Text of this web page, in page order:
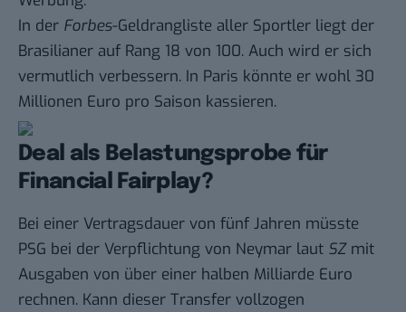
In der Forbes-Geldrangliste aller Sportler liegt der
Brasilianer auf Rang 18 von 100. Auch wird er sich
vermutlich verbessern. In Paris könnte er wohl 30
Millionen Euro pro Saison kassieren.
Deal als Belastungsprobe für
Financial Fairplay?
Bei einer Vertragsdauer von fünf Jahren müsste
PSG bei der Verpflichtung von Neymar laut SZmit
Ausgaben von über einer halben Milliarde Euro
rechnen. Kann dieser Transfer vollzogen